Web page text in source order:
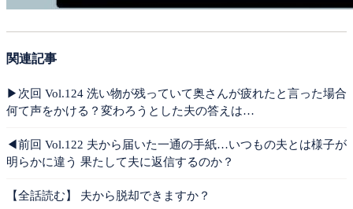
関連記事
▶︎次回 Vol.124 洗い物が残っていて奥さんが疲れたと言った場合
何て声をかける？変わろうとした夫の答えは…
◀︎前回 Vol.122 夫から届いた一通の手紙…いつもの夫とは様子が
明らかに違う 果たして夫に返信するのか？
【全話読む】 夫から脱却できますか？